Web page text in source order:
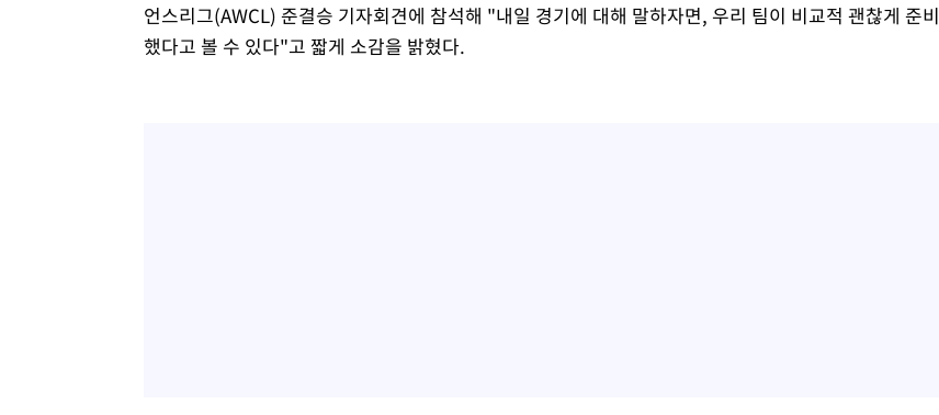
언스리그(AWCL) 준결승 기자회견에 참석해 "내일 경기에 대해 말하자면, 우리 팀이 비교적 괜찮게 준비
했다고 볼 수 있다"고 짧게 소감을 밝혔다.